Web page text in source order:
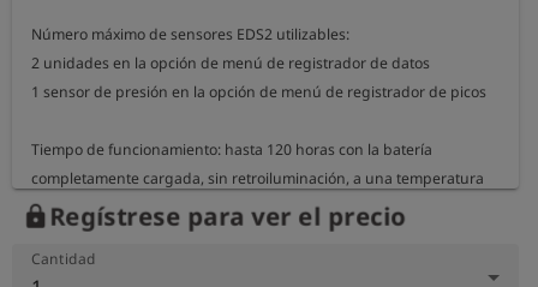
Número máximo de sensores EDS2 utilizables:
2 unidades en la opción de menú de registrador de datos
1 sensor de presión en la opción de menú de registrador de picos
Tiempo de funcionamiento: hasta 120 horas con la batería
completamente cargada, sin retroiluminación, a una temperatura
ambiente de 20 °C
Dimensiones de la carcasa: 14 cm x 6,5 cm x 3 cm
lockRegístrese para ver el precio
Cantidad